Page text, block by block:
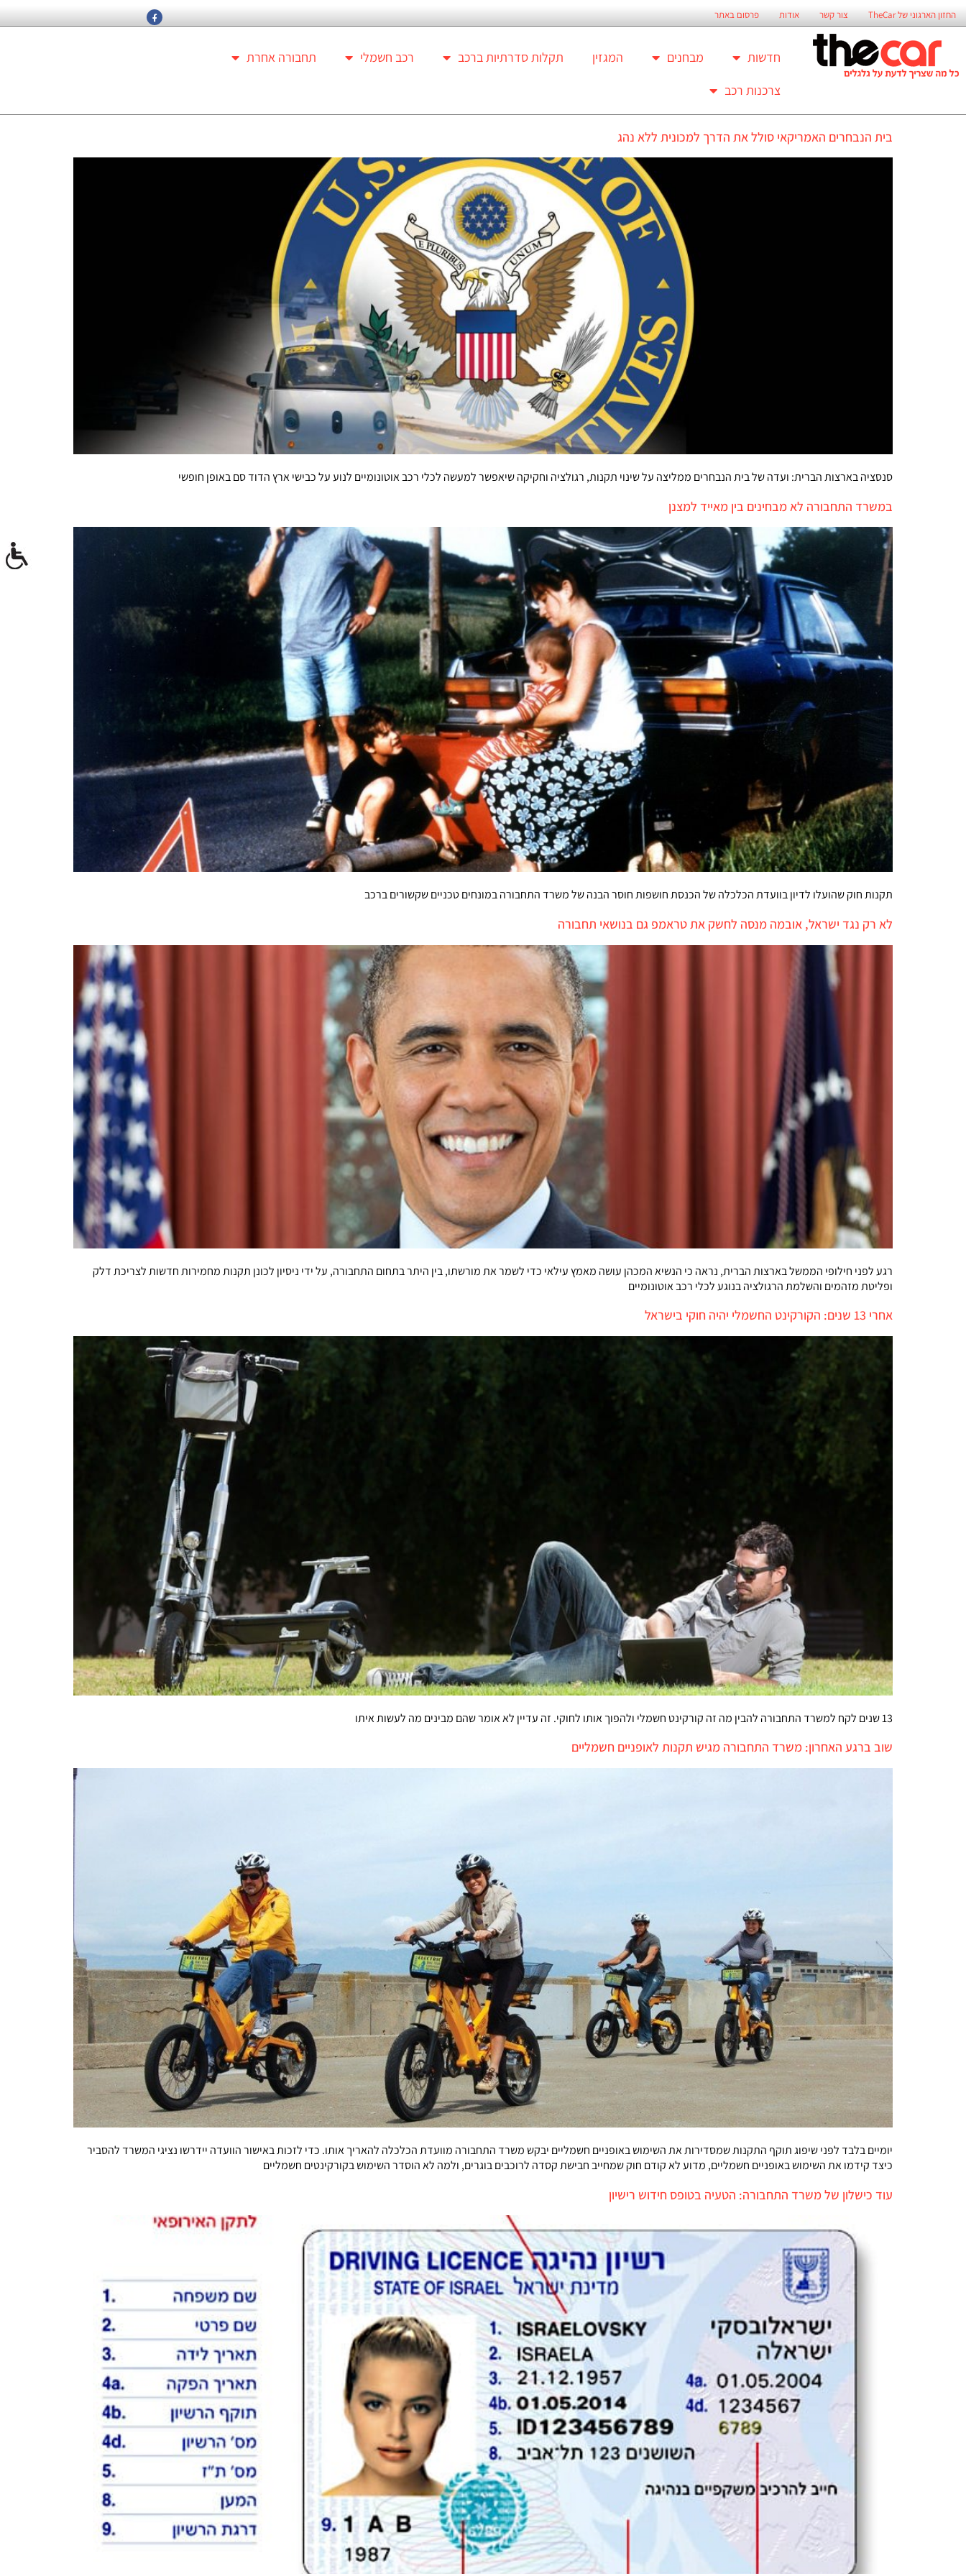
החזון הארגוני של TheCar צור קשר אודות פרסום באתר
חדשות מבחנים המגזין תקלות סדרתיות ברכב רכב חשמלי
תחבורה אחרת
צרכנות רכב
בית הנבחרים האמריקאי סולל את הדרך למכונית ללא נהג
סנסציה בארצות הברית: ועדה של בית הנבחרים ממליצה על שינוי תקנות, רגולציה וחקיקה שיאפשר למעשה לכלי רכב אוטונומיים לנוע על כבישי ארץ הדוד סם באופן חופשי
במשרד התחבורה לא מבחינים בין מאייד למצנן
תקנות חוק שהועלו לדיון בוועדת הכלכלה של הכנסת חושפות חוסר הבנה של משרד התחבורה במונחים טכניים שקשורים ברכב
לא רק נגד ישראל, אובמה מנסה לחשק את טראמפ גם בנושאי תחבורה
רגע לפני חילופי הממשל בארצות הברית, נראה כי הנשיא המכהן עושה מאמץ עילאי כדי לשמר את מורשתו, בין היתר בתחום התחבורה, על ידי ניסיון לכונן תקנות מחמירות חדשות לצריכת דלק
ופליטת מזהמים והשלמת הרגולציה בנוגע לכלי רכב אוטונומיים
אחרי 13 שנים: הקורקינט החשמלי יהיה חוקי בישראל
13 שנים לקח למשרד התחבורה להבין מה זה קורקינט חשמלי ולהפוך אותו לחוקי. זה עדיין לא אומר שהם מבינים מה לעשות איתו
שוב ברגע האחרון: משרד התחבורה מגיש תקנות לאופניים חשמליים
יומיים בלבד לפני שיפוג תוקף התקנות שמסדירות את השימוש באופניים חשמליים יבקש משרד התחבורה מוועדת הכלכלה להאריך אותו. כדי לזכות באישור הוועדה יידרשו נציגי המשרד להסביר
כיצד קידמו את השימוש באופניים חשמליים, מדוע לא קודם חוק שמחייב חבישת קסדה לרוכבים בוגרים, ולמה לא הוסדר השימוש בקורקינטים חשמליים
עוד כישלון של משרד התחבורה: הטעיה בטופס חידוש רישיון